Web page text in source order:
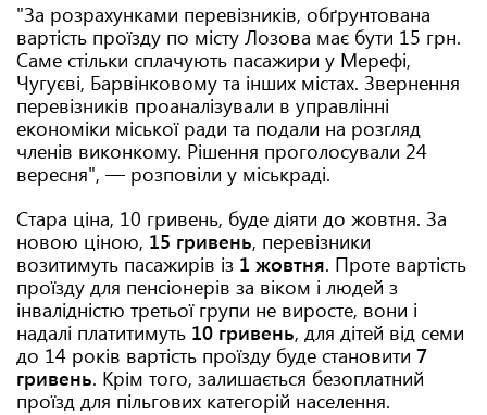
"За розрахунками перевізників, обґрунтована
вартість проїзду по місту Лозова має бути 15 грн.
Саме стільки сплачують пасажири у Мерефі,
Чугуєві, Барвінковому та інших містах. Звернення
перевізників проаналізували в управлінні
економіки міської ради та подали на розгляд
членів виконкому. Рішення проголосували 24
вересня", — розповіли у міськраді.
Стара ціна, 10 гривень, буде діяти до жовтня. За
новою ціною, 15 гривень, перевізники
возитимуть пасажирів із 1 жовтня. Проте вартість
проїзду для пенсіонерів за віком і людей з
інвалідністю третьої групи не виросте, вони і
надалі платитимуть 10 гривень, для дітей від семи
до 14 років вартість проїзду буде становити 7
гривень. Крім того, залишається безоплатний
проїзд для пільгових категорій населення.